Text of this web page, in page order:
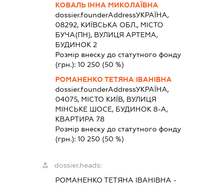
КОВАЛЬ ІННА МИКОЛАЇВНА
dossier.founderAddressУКРАЇНА,
08292, КИЇВСЬКА ОБЛ., МІСТО
БУЧА(ПН), ВУЛИЦЯ АРТЕМА,
БУДИНОК 2
Розмір внеску до статутного фонду
(грн.): 10 250 (50 %)
РОМАНЕНКО ТЕТЯНА ІВАНІВНА
dossier.founderAddressУКРАЇНА,
04075, МІСТО КИЇВ, ВУЛИЦЯ
МІНСЬКЕ ШОСЕ, БУДИНОК 8-А,
КВАРТИРА 78
Розмір внеску до статутного фонду
(грн.): 10 250 (50 %)
dossier.heads:
РОМАНЕНКО ТЕТЯНА ІВАНІВНА -